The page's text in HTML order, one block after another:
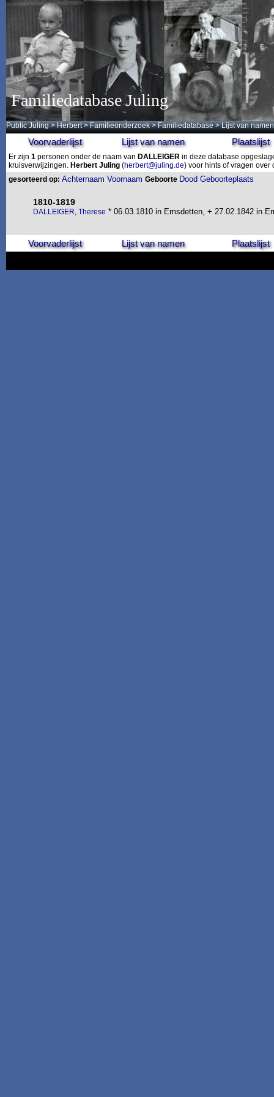
Familiedatabase Juling
Public Juling >Herbert >Familieonderzoek >Familiedatabase > Lijst van namen
Voorvaderlijst Lijst van namen Plaatslijst
Er zijn 1 personen onder de naam van DALLEIGER in deze database
kruisverwijzingen. Herbert Juling (herbert@juling.de) voor hints of vragen
gesorteerd op: Achternaam Voornaam Geboorte Dood Geboorteplaats
1810-1819
DALLEIGER, Therese * 06.03.1810 in Emsdetten, + 27.02.1842 in
Voorvaderlijst Lijst van namen Plaatslijst